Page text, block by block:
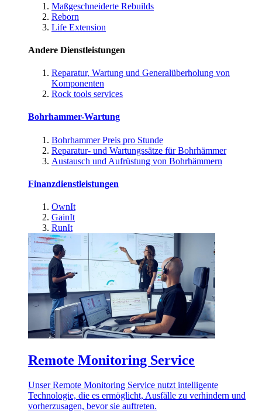
Maßgeschneiderte Rebuilds
Reborn
Life Extension
Andere Dienstleistungen
Reparatur, Wartung und Generalüberholung von
Komponenten
Rock tools services
Bohrhammer-Wartung
Bohrhammer Preis pro Stunde
Reparatur- und Wartungssätze für Bohrhämmer
Austausch und Aufrüstung von Bohrhämmern
Finanzdienstleistungen
OwnIt
GainIt
RunIt
Remote Monitoring Service
Unser Remote Monitoring Service nutzt intelligente
Technologie, die es ermöglicht, Ausfälle zu verhindern und
vorherzusagen, bevor sie auftreten.